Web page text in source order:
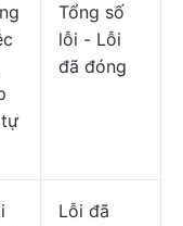
Tổng số
lỗi - Lỗi
đã đóng
Lỗi đã